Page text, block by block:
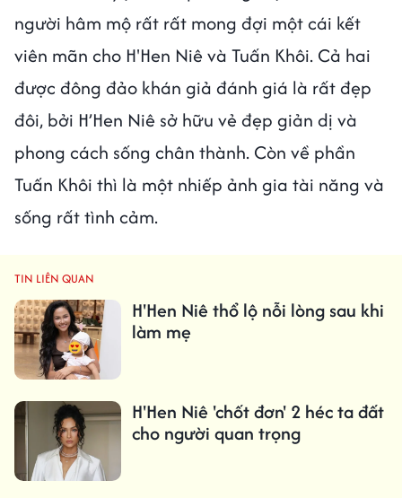
người hâm mộ rất rất mong đợi một cái kết
viên mãn cho H'Hen Niê và Tuấn Khôi. Cả hai
được đông đảo khán giả đánh giá là rất đẹp
đôi, bởi H’Hen Niê sở hữu vẻ đẹp giản dị và
phong cách sống chân thành. Còn về phần
Tuấn Khôi thì là một nhiếp ảnh gia tài năng và
sống rất tình cảm.
TIN LIÊN QUAN
H'Hen Niê thổ lộ nỗi lòng sau khi
làm mẹ
H'Hen Niê 'chốt đơn' 2 héc ta đất
cho người quan trọng